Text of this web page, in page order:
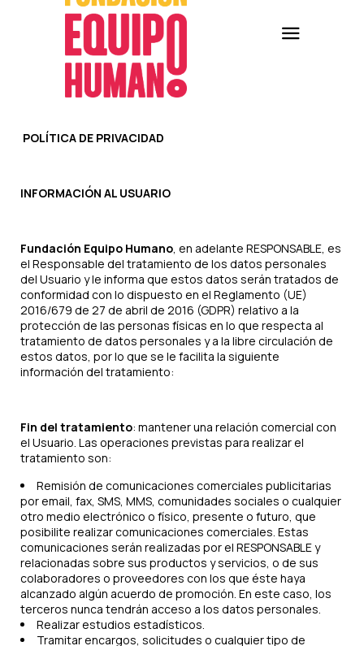
POLÍTICA DE PRIVACIDAD
INFORMACIÓN AL USUARIO
Fundación Equipo Humano, en adelante RESPONSABLE, es
el Responsable del tratamiento de los datos personales
del Usuario y le informa que estos datos serán tratados de
conformidad con lo dispuesto en el Reglamento (UE)
2016/679 de 27 de abril de 2016 (GDPR) relativo a la
protección de las personas físicas en lo que respecta al
tratamiento de datos personales y a la libre circulación de
estos datos, por lo que se le facilita la siguiente
información del tratamiento:
Fin del tratamiento: mantener una relación comercial con
el Usuario. Las operaciones previstas para realizar el
tratamiento son:
Remisión de comunicaciones comerciales publicitarias
por email, fax, SMS, MMS, comunidades sociales o cualquier
otro medio electrónico o físico, presente o futuro, que
posibilite realizar comunicaciones comerciales. Estas
comunicaciones serán realizadas por el RESPONSABLE y
relacionadas sobre sus productos y servicios, o de sus
colaboradores o proveedores con los que éste haya
alcanzado algún acuerdo de promoción. En este caso, los
terceros nunca tendrán acceso a los datos personales.
Realizar estudios estadísticos.
Tramitar encargos, solicitudes o cualquier tipo de